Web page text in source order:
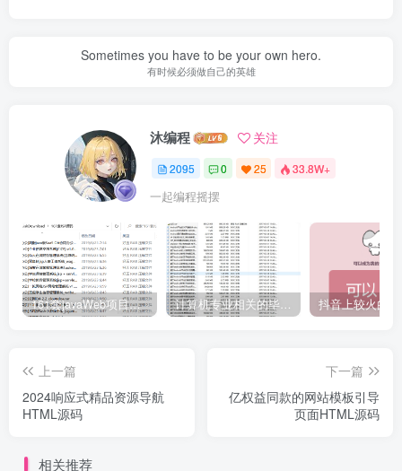
Sometimes you have to be your own hero.
有时候必须做自己的英雄
沐编程 关注
2095 0 25 33.8W+
一起编程摇摆
161套javaWeb项目源码免费分享 计算机专业相关的毕业设计论文合集免费下载
上一篇
2024响应式精品资源导航
HTML源码
下一篇
亿权益同款的网站模板引导
页面HTML源码
相关推荐